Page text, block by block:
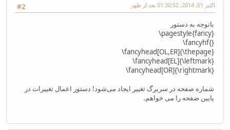
#2 اکتبر 01, 2014, 01:30:52 بعد از ظهر
باتوجه به دستور
‎\pagestyle{fancy}‎
‎\fancyhf{}‎
‎\fancyhead[OL,ER]{\thepage}‎
‎\fancyhead[EL]{\leftmark}‎
‎\fancyhead[OR]{\rightmark}
شماره صفحه در سربرگ تغییر ایجاد می‌شود! دستور اعمال تغییرات در
پایین ضفحه را می خواهم.